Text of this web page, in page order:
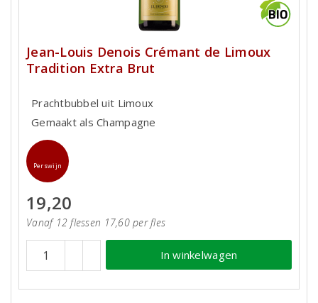
Jean-Louis Denois Crémant de Limoux
Tradition Extra Brut
Prachtbubbel uit Limoux
Gemaakt als Champagne
Perswijn
19,20
Vanaf 12 flessen 17,60 per fles
In winkelwagen